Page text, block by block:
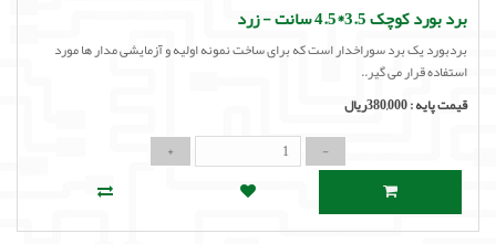
برد بورد کوچک 3.5*4.5 سانت - زرد
بردبورد یک برد سوراخدار است که برای ساخت نمونه اولیه و آزمایشی مدار ها مورد
استفاده قرار می گیر..
قیمت پایه :380,000ریال